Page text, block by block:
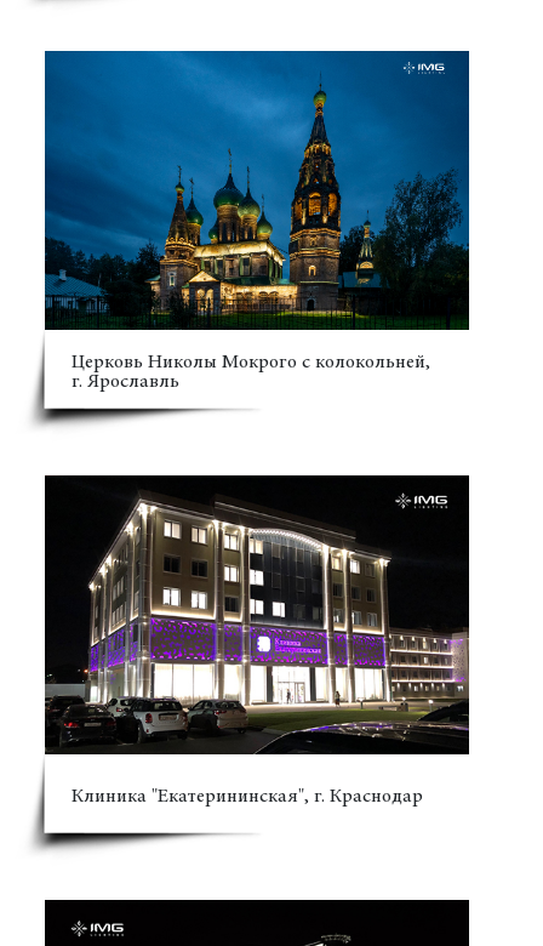
Церковь Николы Мокрого с колокольней,
г. Ярославль
Клиника "Екатерининская", г. Краснодар